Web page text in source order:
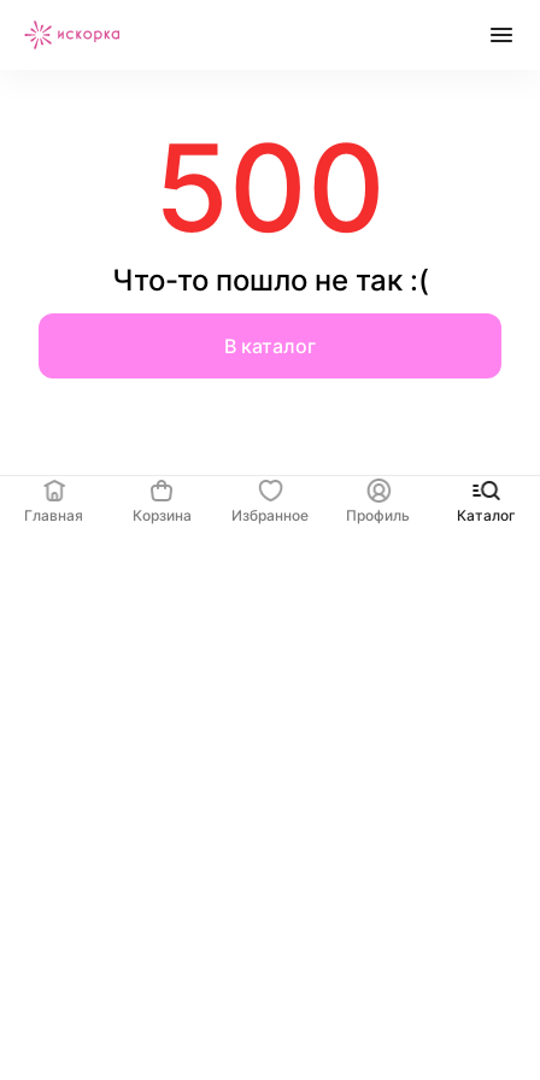
500
Что-то пошло не так :(
В каталог
Главная Корзина Избранное Профиль Каталог